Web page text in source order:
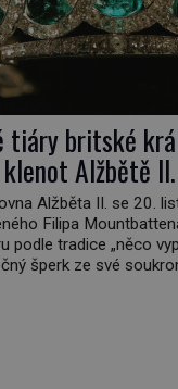
tiáry britské
Alžbětě
Alžběta II. se 20.
Filipa
podle tradice „něco
šperk ze své